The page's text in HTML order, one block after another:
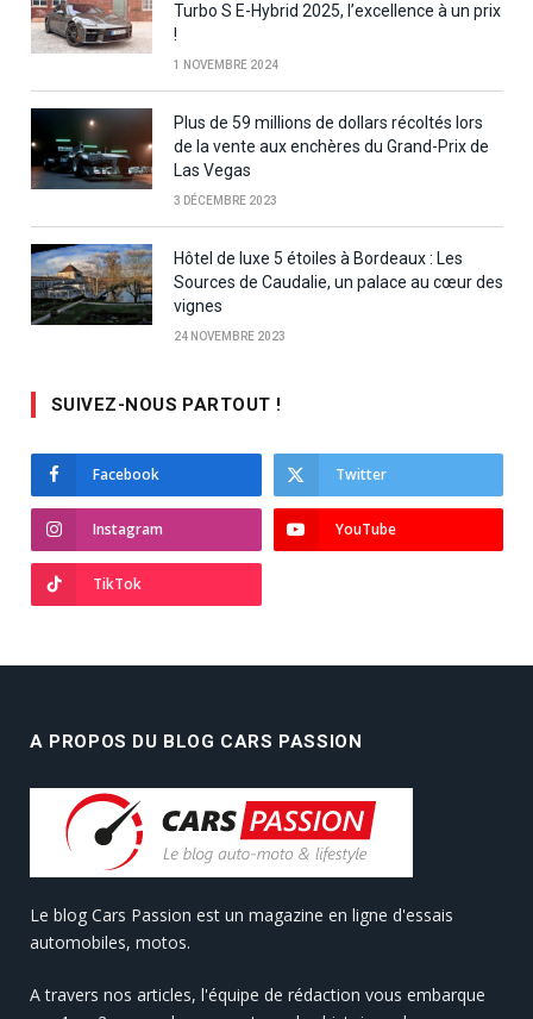
Turbo S E-Hybrid 2025, l’excellence à un prix
!
1 NOVEMBRE 2024
Plus de 59 millions de dollars récoltés lors
de la vente aux enchères du Grand-Prix de
Las Vegas
3 DÉCEMBRE 2023
Hôtel de luxe 5 étoiles à Bordeaux : Les
Sources de Caudalie, un palace au cœur des
vignes
24 NOVEMBRE 2023
SUIVEZ-NOUS PARTOUT !
Facebook Twitter
Instagram YouTube
TikTok
A PROPOS DU BLOG CARS PASSION
Le blog Cars Passion est un magazine en ligne d'essais
automobiles, motos.
A travers nos articles, l'équipe de rédaction vous embarque